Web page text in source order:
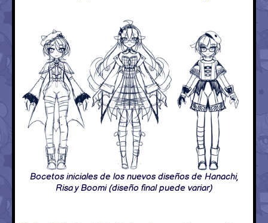
Bocetos iniciales de los nuevos diseños de Hanachi,
Risa y Boomi (diseño final puede variar)